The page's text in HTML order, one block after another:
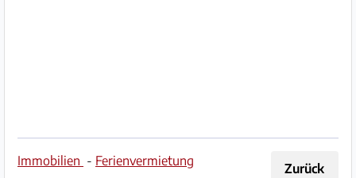
Hilfe
Zurück
Immobilien - Ferienvermietung